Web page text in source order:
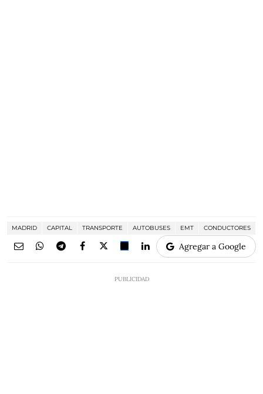
MADRID CAPITAL TRANSPORTE AUTOBUSES EMT CONDUCTORES
Agregar a Google